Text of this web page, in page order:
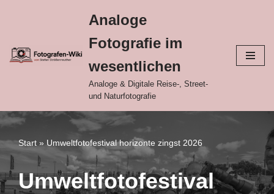
Inhalt
springen
Analoge
Fotografie im
wesentlichen
Analoge & Digitale Reise-, Street-
und Naturfotografie
Start » Umweltfotofestival horizonte zingst 2026
Umweltfotofestival